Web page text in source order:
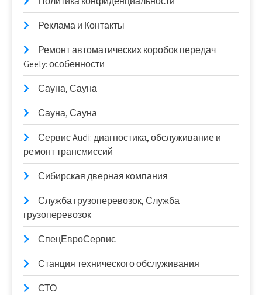
Реклама и Контакты
Ремонт автоматических коробок передач
Geely: особенности
Сауна, Сауна
Сауна, Сауна
Сервис Audi: диагностика, обслуживание и
ремонт трансмиссий
Сибирская дверная компания
Служба грузоперевозок, Служба
грузоперевозок
СпецЕвроСервис
Станция технического обслуживания
СТО